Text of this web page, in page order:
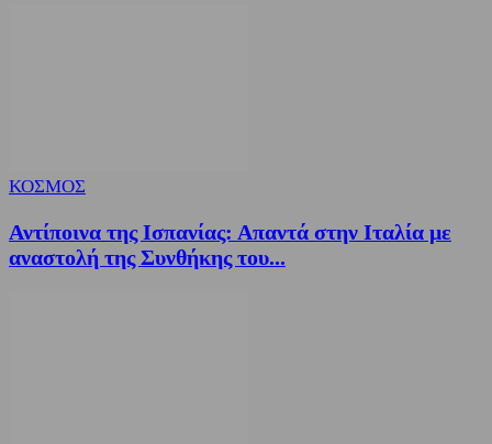
ΚΟΣΜΟΣ
Αντίποινα της Ισπανίας: Απαντά στην Ιταλία με
αναστολή της Συνθήκης του...